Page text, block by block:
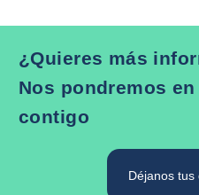
¿Quieres más
Nos pondremos
contigo
Déjanos tus